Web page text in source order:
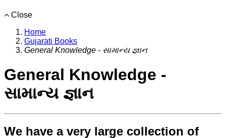
Close
Home
Gujarati Books
General Knowledge - સામાન્ય જ્ઞાન
General Knowledge -
સામાન્ય જ્ઞાન
We have a very large collection of